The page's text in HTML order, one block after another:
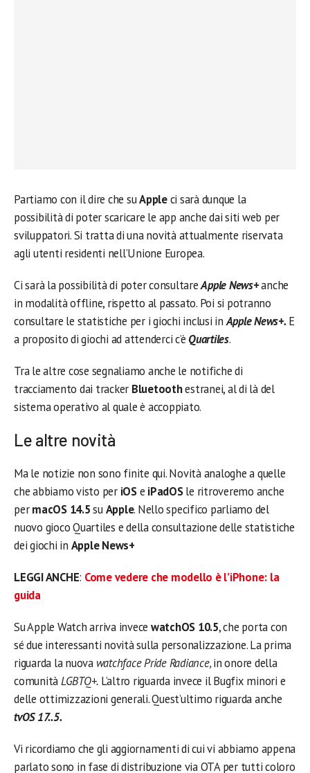
Partiamo con il dire che suAppleci sarà dunque la
possibilità di poter scaricare le app anche dai siti web per
sviluppatori. Si tratta di una novità attualmente riservata
agli utenti residenti nell’Unione Europea.
Ci sarà la possibilità di poter consultareApple News+anche
in modalità offline, rispetto al passato. Poi si potranno
consultare le statistiche per i giochi inclusi inApple News+.E
a proposito di giochi ad attenderci c’è Quartiles.
Tra le altre cose segnaliamo anche le notifiche di
tracciamento dai tracker Bluetoothestranei, al di là del
sistema operativo al quale è accoppiato.
Le altre novità
Ma le notizie non sono finite qui. Novità analoghe a quelle
che abbiamo visto per iOSe iPadOSle ritroveremo anche
permacOS 14.5suApple. Nello specifico parliamo del
nuovo gioco Quartiles e della consultazione delle statistiche
dei giochi in Apple News+
LEGGI ANCHE: Come vedere che modello è l’iPhone: la
guida
Su Apple Watch arriva invece watchOS 10.5, che porta con
sé due interessanti novità sulla personalizzazione. La prima
riguarda la nuova watchface Pride Radiance,in onore della
comunitàLGBTQ+. L’altro riguarda invece il Bugfix minori e
delle ottimizzazioni generali. Quest’ultimo riguarda anche
tvOS 17..5.
Vi ricordiamo che gli aggiornamenti di cui vi abbiamo appena
parlato sono in fase di distribuzione via OTA per tutti coloro